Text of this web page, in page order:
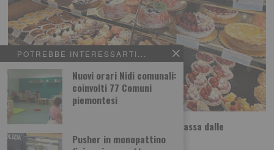
POTREBBE INTERESSARTI...
Nuovi orari Nidi comunali:
coinvolti 77 Comuni
piemontesi
Pusher in monopattino
Dolci etnici a Torino, il viaggio nel mondo passa dalle
pasticcerie